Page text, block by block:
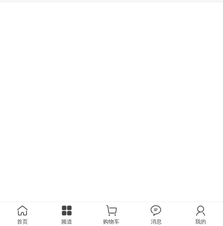
首页 频道 购物车 消息 我的